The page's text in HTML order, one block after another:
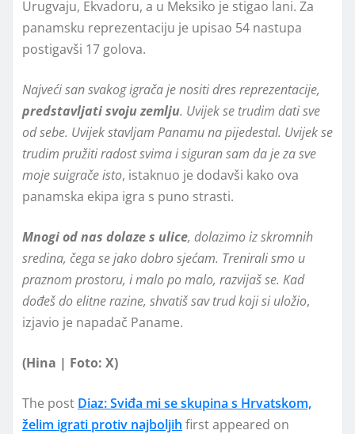
Urugvaju, Ekvadoru, a u Meksiko je stigao lani. Za
panamsku reprezentaciju je upisao 54 nastupa
postigavši 17 golova.
Najveći san svakog igrača je nositi dres reprezentacije,
predstavljati svoju zemlju. Uvijek se trudim dati sve
od sebe. Uvijek stavljam Panamu na pijedestal. Uvijek se
trudim pružiti radost svima i siguran sam da je za sve
moje suigrače isto, istaknuo je dodavši kako ova
panamska ekipa igra s puno strasti.
Mnogi od nas dolaze s ulice, dolazimo iz skromnih
sredina, čega se jako dobro sjećam. Trenirali smo u
praznom prostoru, i malo po malo, razvijaš se. Kad
dođeš do elitne razine, shvatiš sav trud koji si uložio,
izjavio je napadač Paname.
(Hina | Foto: X)
The post Diaz: Sviđa mi se skupina s Hrvatskom,
želim igrati protiv najboljih first appeared on